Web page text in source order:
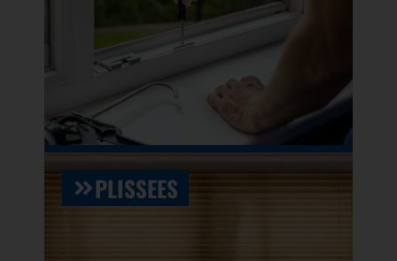
PLISSEES